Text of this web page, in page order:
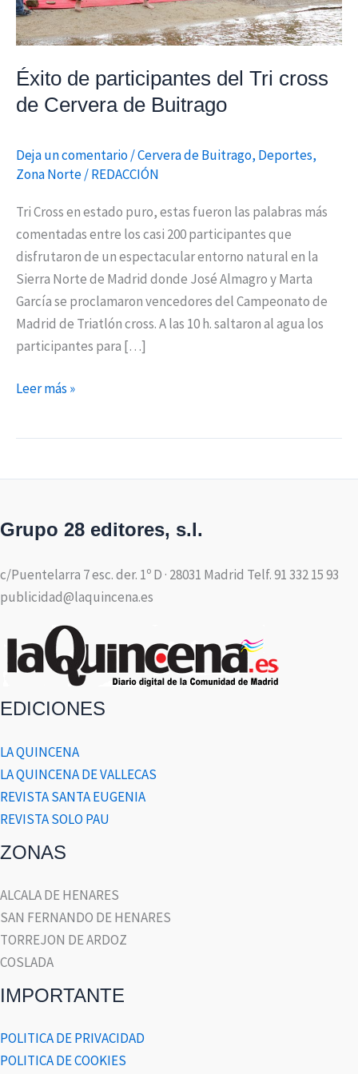
Éxito de participantes del Tri cross
de Cervera de Buitrago
Deja un comentario/Cervera de Buitrago, Deportes,
Zona Norte/REDACCIÓN
Tri Cross en estado puro, estas fueron las palabras más
comentadas entre los casi 200 participantes que
disfrutaron de un espectacular entorno natural en la
Sierra Norte de Madrid donde José Almagro y Marta
García se proclamaron vencedores del Campeonato de
Madrid de Triatlón cross. A las 10 h. saltaron al agua los
participantes para […]
de
Buitrago
Leer más »
Grupo 28 editores, s.l.
c/Puentelarra 7 esc. der. 1º D · 28031 Madrid Telf. 91 332 15 93
publicidad@laquincena.es
EDICIONES
LA QUINCENA
LA QUINCENA DE VALLECAS
REVISTA SANTA EUGENIA
REVISTA SOLO PAU
ZONAS
ALCALA DE HENARES
SAN FERNANDO DE HENARES
TORREJON DE ARDOZ
COSLADA
IMPORTANTE
POLITICA DE PRIVACIDAD
POLITICA DE COOKIES